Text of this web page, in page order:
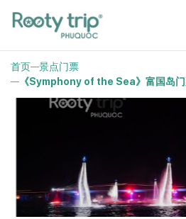
首页
景点门票
《Symphony of the Sea》富国岛